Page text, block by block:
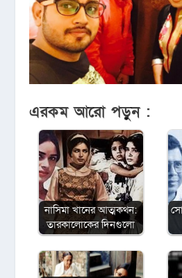
এরকম আরো পড়ুন :
নাসিমা খানের আত্মকথন:
তারকালোকের দিনগুলো